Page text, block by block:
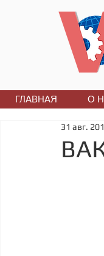
ГЛАВНАЯ О
31 авг.